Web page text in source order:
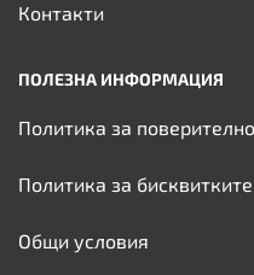
Контакти
ПОЛЕЗНА ИНФОРМАЦИЯ
Политика за
Политика за бисквитките
Общи условия